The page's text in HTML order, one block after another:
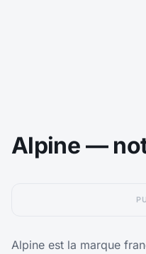
Alpine —
Alpine est la marque